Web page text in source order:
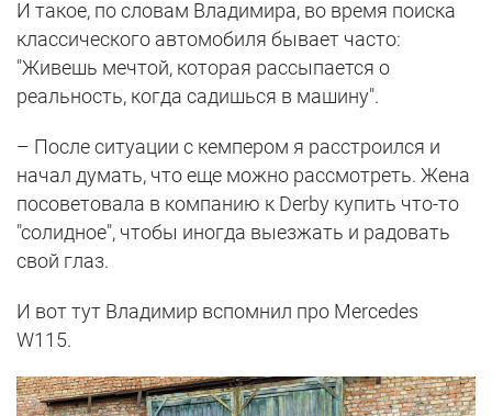
И такое, по словам Владимира, во время поиска
классического автомобиля бывает часто:
"Живешь мечтой, которая рассыпается о
реальность, когда садишься в машину".
– После ситуации с кемпером я расстроился и
начал думать, что еще можно рассмотреть. Жена
посоветовала в компанию к Derby купить что-то
"солидное", чтобы иногда выезжать и радовать
свой глаз.
И вот тут Владимир вспомнил про Mercedes
W115.